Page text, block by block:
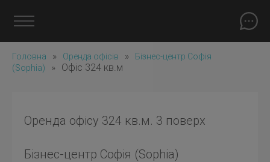
Головна » Оренда офісів »
Бізнес-центр Софія
(Sophia)
» Офіс 324 кв.м
Оренда офісу 324 кв.м. 3 поверх
Бізнес-центр Софія (Sophia)